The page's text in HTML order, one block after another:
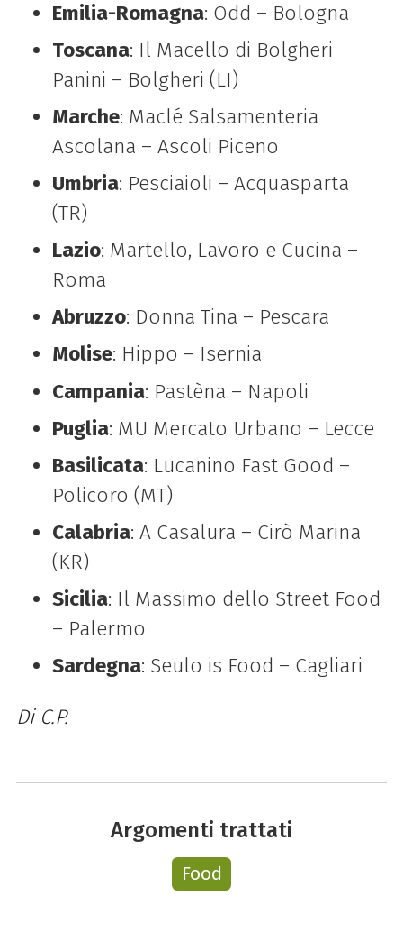
Emilia-Romagna: Odd – Bologna
Toscana: Il Macello di Bolgheri
Panini – Bolgheri (LI)
Marche: Maclé Salsamenteria
Ascolana – Ascoli Piceno
Umbria: Pesciaioli – Acquasparta
(TR)
Lazio: Martello, Lavoro e Cucina –
Roma
Abruzzo: Donna Tina – Pescara
Molise: Hippo – Isernia
Campania: Pastèna – Napoli
Puglia: MU Mercato Urbano – Lecce
Basilicata: Lucanino Fast Good –
Policoro (MT)
Calabria: A Casalura – Cirò Marina
(KR)
Sicilia: Il Massimo dello Street Food
– Palermo
Sardegna: Seulo is Food – Cagliari
Di C.P.
Argomenti trattati
Food